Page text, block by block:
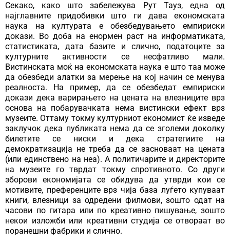
Секако, како што забележува Рут Тауз, една од
најглавните придобивки што ги дава економската
наука на културата е обезбедувањето емпириски
докази. Во доба на енормен раст на информатиката,
статистиката, дата базите и слично, податоците за
културните активности се несфатливо мали.
Вистинската моќ на економската наука е што таа може
да обезбеди алатки за мерење на кој начин се менува
реалноста. На пример, да се обезбедат емпириски
докази дека варирањето на цената на влезниците врз
основа на побарувачката нема вистински ефект врз
музеите. Оттаму токму културниот економист ќе изведе
заклучок дека публиката нема да се зголеми доколку
билетите се ниски и дека стратегиите на
демократизација не треба да се засноваат на цената
(или единствено на неа). А политичарите и директорите
на музеите го тврдат токму спротивното. Со други
зборови економијата се обидува да утврди кои се
мотивите, преференците врз чија база луѓето купуваат
книги, влезници за одредени филмови, зошто одат на
часови по гитара или по креативно пишување, зошто
некои изложби или креативни студија се отвораат во
поранешни фабрики и слично.